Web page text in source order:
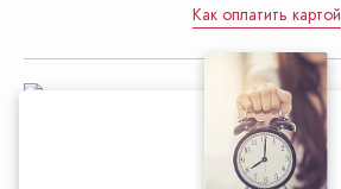
Как оплатить картой
Управление делами Президента